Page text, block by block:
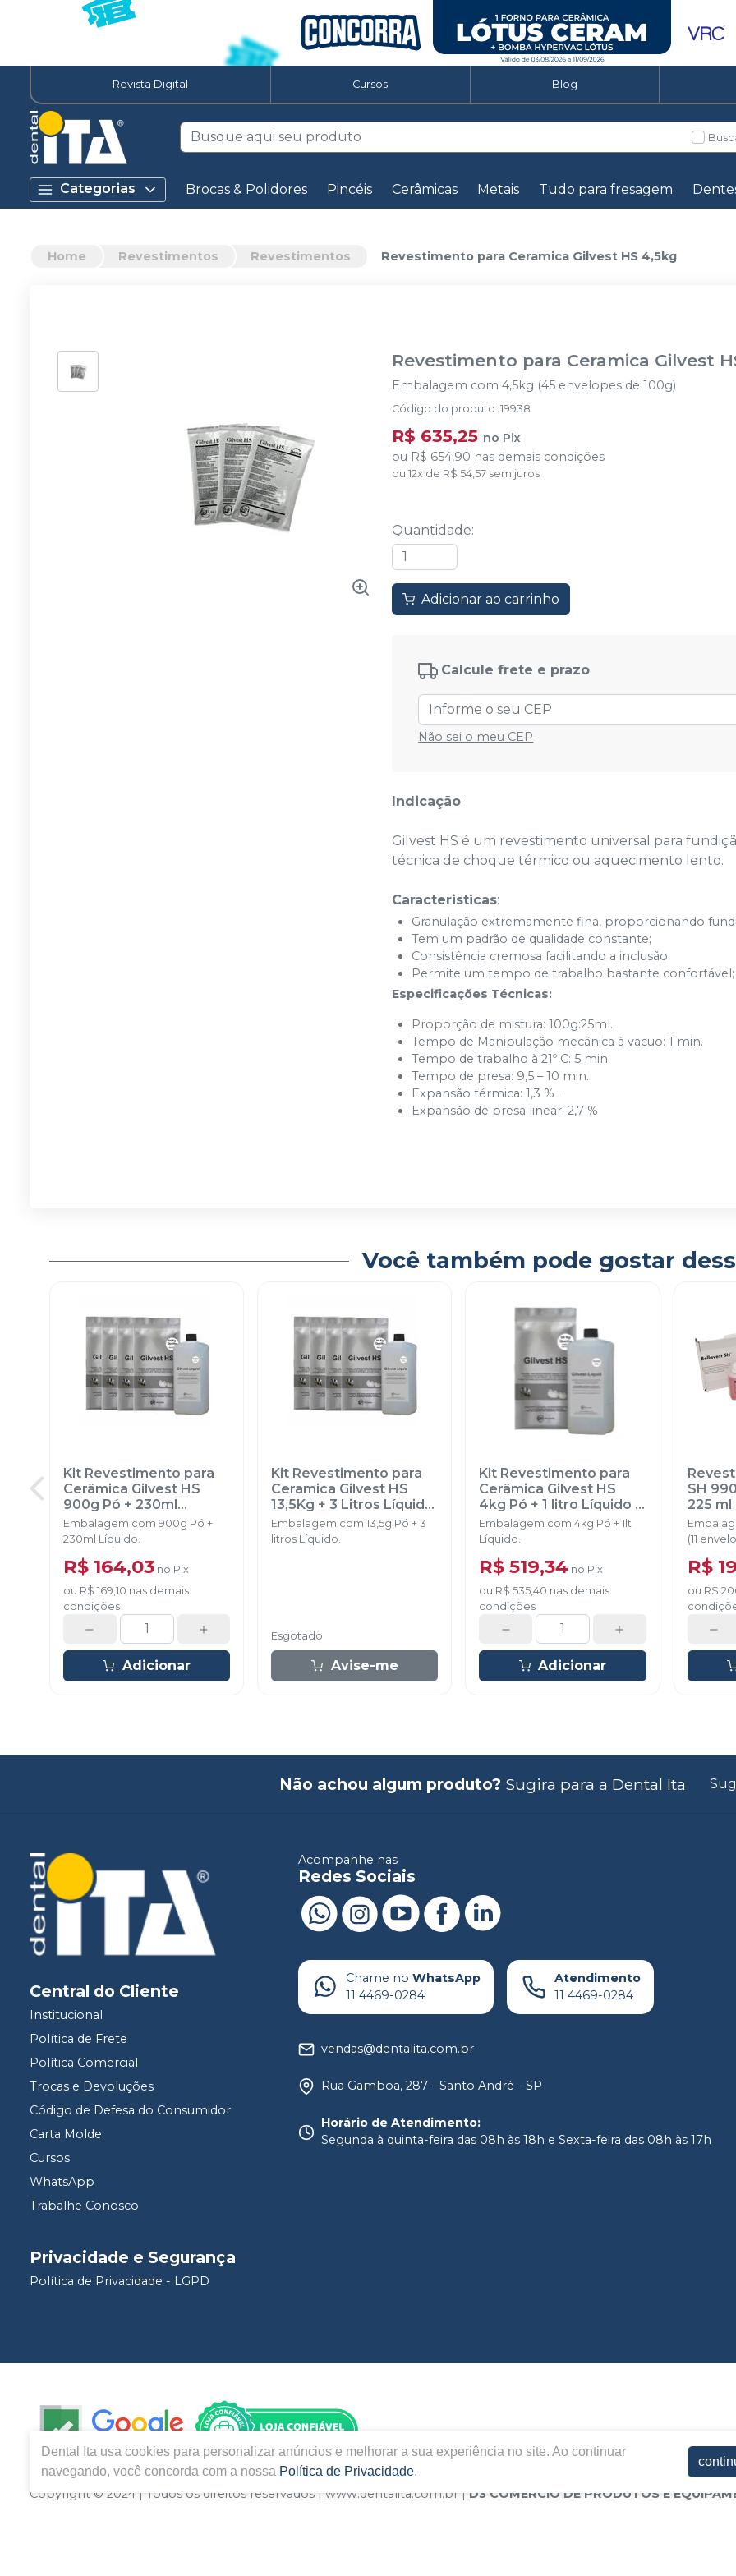
Revista Digital Cursos Blog
Categorias Brocas & Polidores Pincéis Cerâmicas Metais Tudo para fresagem
Home Revestimentos Revestimentos Revestimento para Ceramica Gilvest HS 4,5kg
Revestimento para Ceramica Gilvest
Embalagem com 4,5kg (45 envelopes de 100g)
Código do produto:19938
R$ 635,25 no Pix
ou R$ 654,90 nas demais condições
ou 12x de R$ 54,57 sem juros
Quantidade:
Adicionar ao carrinho
Calcule frete e prazo
Não sei o meu CEP
Indicação:
Gilvest HS é um revestimento universal para
técnica de choque térmico ou aquecimento lento.
Caracteristicas:
Granulação extremamente fina, proporcionando
Tem um padrão de qualidade constante;
Consistência cremosa facilitando a inclusão;
Permite um tempo de trabalho bastante confortável;
Especificações Técnicas:
Proporção de mistura: 100g:25ml.
Tempo de Manipulação mecânica à vacuo: 1 min.
Tempo de trabalho à 21º C: 5 min.
Tempo de presa: 9,5 – 10 min.
Expansão térmica: 1,3 % .
Expansão de presa linear: 2,7 %
Você também pode gostar
Kit Revestimento para
Cerâmica Gilvest HS
900g Pó + 230ml
Líquido-BRADENT
Embalagem com 900g Pó +
230ml Líquido.
R$ 164,03 no Pix
ou R$ 169,10 nas demais
condições
Adicionar
Kit Revestimento para
Ceramica Gilvest HS
13,5Kg + 3 Litros Líquido
-BRADENT
Embalagem com 13,5g Pó + 3
litros Líquido.
Esgotado
Avise-me
Kit Revestimento para
Cerâmica Gilvest HS
4kg Pó + 1 litro Líquido -
BRADENT
Embalagem com 4kg Pó + 1lt
Líquido.
R$ 519,34 no Pix
ou R$ 535,40 nas demais
condições
Adicionar
SH
225 ml
(11
R$
ou R$
Não achou algum produto? Sugira para a Dental Ita
Central do Cliente
Institucional
Política de Frete
Política Comercial
Trocas e Devoluções
Código de Defesa do Consumidor
Carta Molde
Cursos
WhatsApp
Trabalhe Conosco
Privacidade e Segurança
Política de Privacidade - LGPD
Acompanhe nas
Redes Sociais
Chame no WhatsApp
11 4469-0284
Atendimento
11 4469-0284
vendas@dentalita.com.br
Rua Gamboa, 287 - Santo André - SP
Horário de Atendimento:
Segunda à quinta-feira das 08h às 18h e Sexta-feira das 08h às 17h
Copyright © 2024 | Todos os direitos reservados | www.dentalita.com.br | D3 COMERCIO DE PRODUTOS E
Dental Ita usa cookies para personalizar anúncios e melhorar a sua experiência no site. Ao continuar
navegando, você concorda com a nossa Política de Privacidade.